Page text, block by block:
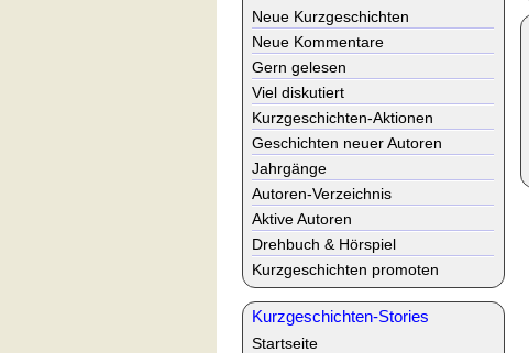
Neue Kurzgeschichten
Neue Kommentare
Gern gelesen
Viel diskutiert
Kurzgeschichten-Aktionen
Geschichten neuer Autoren
Jahrgänge
Autoren-Verzeichnis
Aktive Autoren
Drehbuch & Hörspiel
Kurzgeschichten promoten
Kurzgeschichten-Stories
Startseite